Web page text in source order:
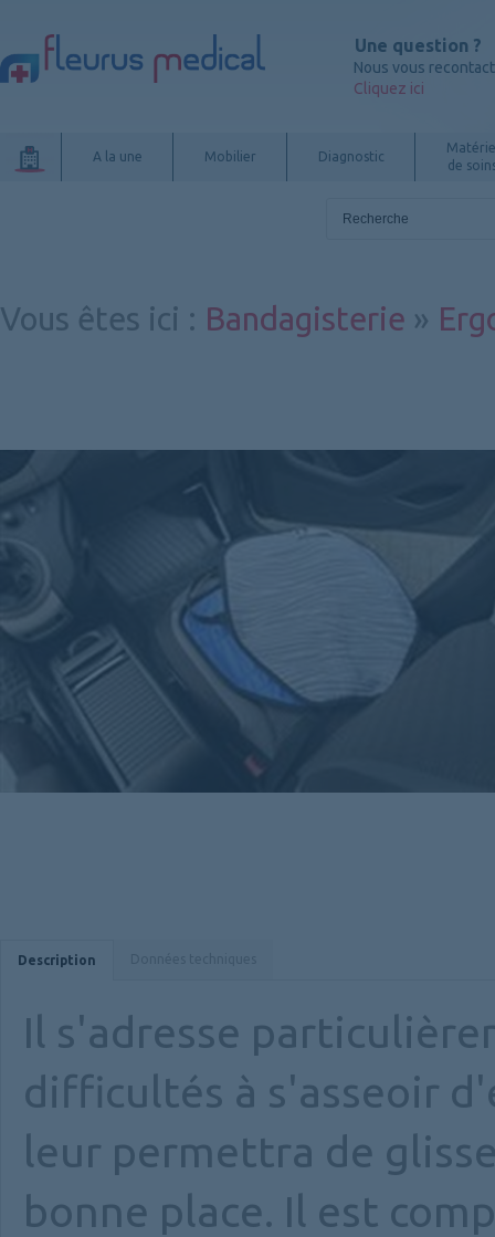
Une question ?
Nous vous
Cliquez ici
A la une Mobilier Diagnostic
de
Vous êtes ici : Bandagisterie »
Description
Il s'adresse
difficultés à s'asseoir
leur permettra de
bonne place. Il est